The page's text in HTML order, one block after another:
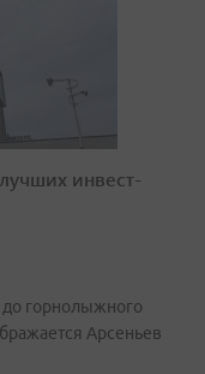
инвест-
горнолыжного
Арсеньев